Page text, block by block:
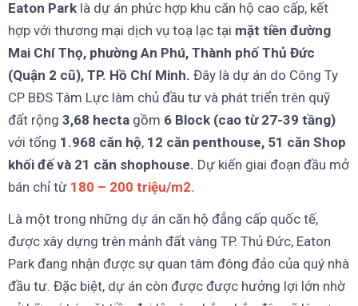
Eaton Park là dự án phức hợp khu căn hộ cao cấp, kết
hợp với thương mại dịch vụ toạ lạc tại mặt tiền đường
Mai Chí Thọ, phường An Phú, Thành phố Thủ Đức
(Quận 2 cũ), TP. Hồ Chí Minh. Đây là dự án do Công Ty
CP BĐS Tâm Lực làm chủ đầu tư và phát triển trên quỹ
đất rộng 3,68 hecta gồm 6 Block (cao từ 27-39 tầng)
với tổng 1.968 căn hộ, 12 căn penthouse, 51 căn Shop
khối đế và 21 căn shophouse. Dự kiến giai đoạn đầu mở
bán chỉ từ 180 – 200 triệu/m2.
Là một trong những dự án căn hộ đẳng cấp quốc tế,
được xây dựng trên mảnh đất vàng TP. Thủ Đức, Eaton
Park đang nhận được sự quan tâm đông đảo của quý nhà
đầu tư. Đặc biệt, dự án còn được được hưởng lợi lớn nhờ